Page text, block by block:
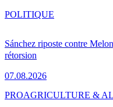
Sánchez riposte contre
rétorsion
07.08.2026
POLITIQUE
PROAGRICULTURE &